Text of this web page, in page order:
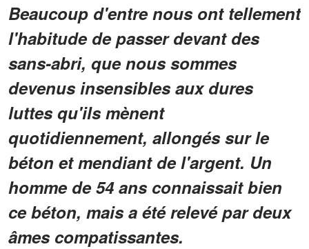
Beaucoup d'entre nous ont tellement
l'habitude de passer devant des
sans-abri, que nous sommes
devenus insensibles aux dures
luttes qu'ils mènent
quotidiennement, allongés sur le
béton et mendiant de l'argent. Un
homme de 54 ans connaissait bien
ce béton, mais a été relevé par deux
âmes compatissantes.